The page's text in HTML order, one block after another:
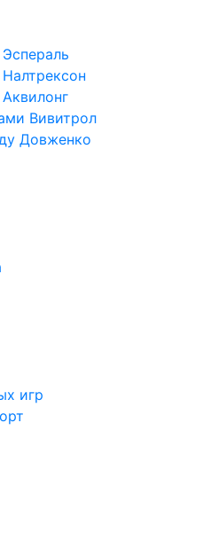
Вивитрол
Довженко
игр